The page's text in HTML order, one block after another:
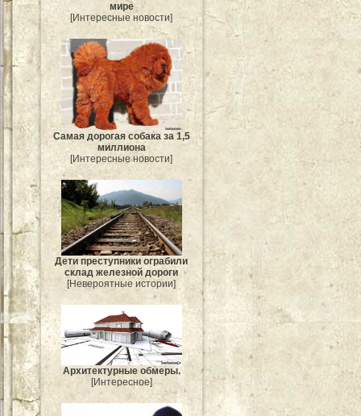
мире
[Интересные новости]
Самая дорогая собака за 1,5
миллиона
[Интересные новости]
Дети преступники ограбили
склад железной дороги
[Невероятные истории]
Архитектурные обмеры.
[Интересное]